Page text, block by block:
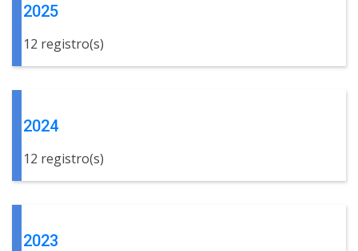
2025
12 registro(s)
2024
12 registro(s)
2023